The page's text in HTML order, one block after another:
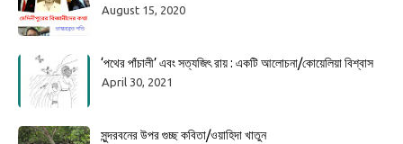
August 15, 2020
‘পথের পাঁচালী’ এবং সত্যজিৎ রায় : একটি আলোচনা/কোয়েলিয়া বিশ্বাস
April 30, 2021
সুন্দরবনের উপর গুচ্ছ কবিতা/ওয়াহিদা খাতুন